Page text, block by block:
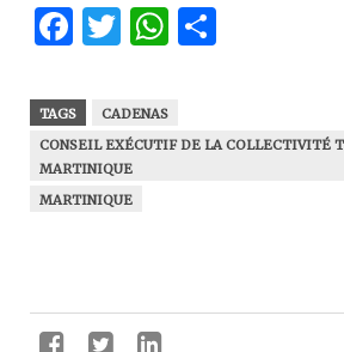
Facebook
Twitter
WhatsApp
TAGS
CADENAS
CONSEIL EXÉCUTIF DE LA COLLECTIVITÉ
MARTINIQUE
MARTINIQUE